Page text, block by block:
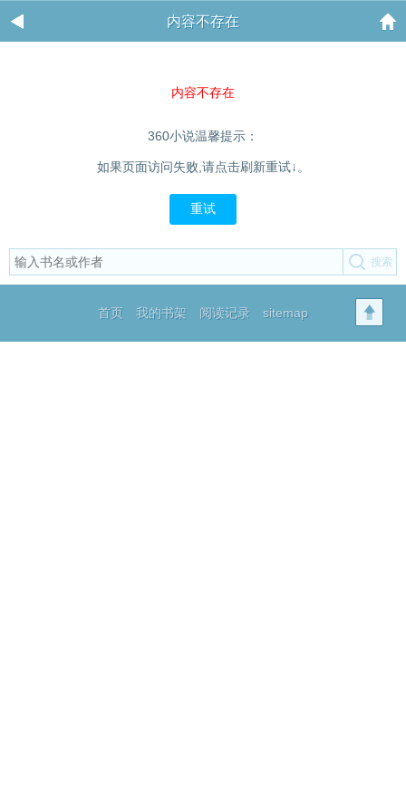
内容不存在
内容不存在
360小说温馨提示：
如果页面访问失败,请点击刷新重试↓。
重试
首页 我的书架 阅读记录 sitemap